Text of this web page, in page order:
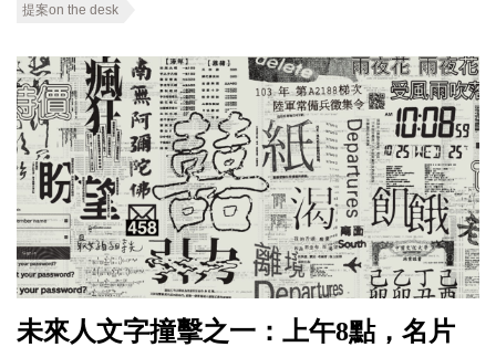
提案on the desk
未來人文字撞擊之一：上午8點，名片